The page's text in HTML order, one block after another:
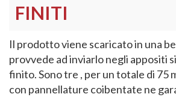
FINITI
Il prodotto viene scaricato in una
provvede ad inviarlo negli appositi
finito. Sono tre , per un totale di 75
con pannellature coibentate ne